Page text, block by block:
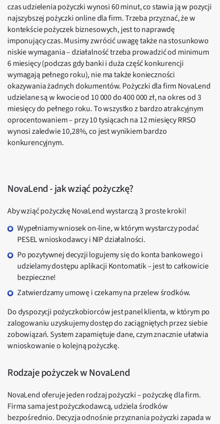
czas udzielenia pożyczki wynosi 60 minut, co stawia ją w pozycji
najszybszej pożyczki online dla firm. Trzeba przyznać, że w
kontekście pożyczek biznesowych, jest to naprawdę
imponujący czas. Musimy zwrócić uwagę także na stosunkowo
niskie wymagania – działalność trzeba prowadzić od minimum
6 miesięcy (podczas gdy banki i duża część konkurencji
wymagają pełnego roku), nie ma także konieczności
okazywania żadnych dokumentów. Pożyczki dla firm NovaLend
udzielane są w kwocie od 10 000 do 400 000 zł, na okres od 3
miesięcy do pełnego roku. To wszystko z bardzo atrakcyjnym
oprocentowaniem – przy 10 tysiącach na 12 miesięcy RRSO
wynosi zaledwie 10,28%, co jest wynikiem bardzo
konkurencyjnym.
NovaLend - jak wziąć pożyczkę?
Aby wziąć pożyczkę NovaLend wystarczą 3 proste kroki!
Wypełniamy wniosek on-line, w którym wystarczy podać
PESEL wnioskodawcy i NIP działalności.
Po pozytywnej decyzji logujemy się do konta bankowego i
udzielamy dostępu aplikacji Kontomatik – jest to całkowicie
bezpieczne!
Zatwierdzamy umowę i czekamy na przelew środków.
Do dyspozycji pożyczkobiorców jest panel klienta, w którym po
zalogowaniu uzyskujemy dostęp do zaciągniętych przez siebie
zobowiązań. System zapamiętuje dane, czym znacznie ułatwia
wnioskowanie o kolejną pożyczkę.
Rodzaje pożyczek w NovaLend
NovaLend oferuje jeden rodzaj pożyczki – pożyczkę dla firm.
Firma sama jest pożyczkodawcą, udziela środków
bezpośrednio. Decyzja odnośnie przyznania pożyczki zapada w